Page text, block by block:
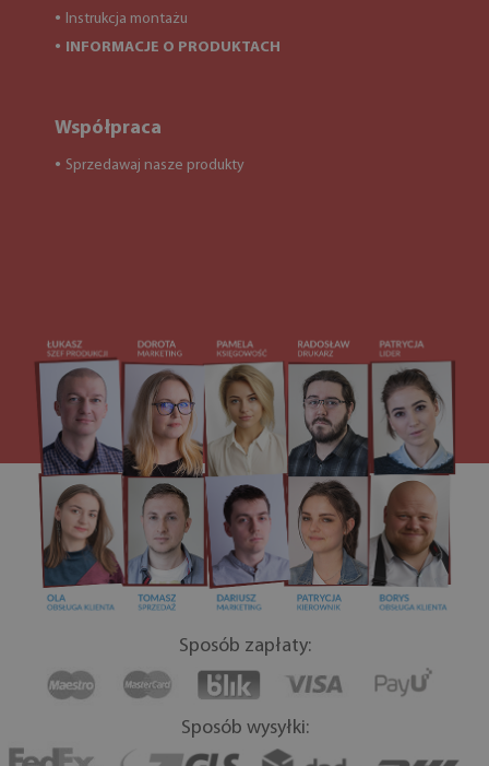
● Instrukcja montażu
● INFORMACJE O PRODUKTACH
Współpraca
● Sprzedawaj nasze produkty
Sposób zapłaty:
Sposób wysyłki: